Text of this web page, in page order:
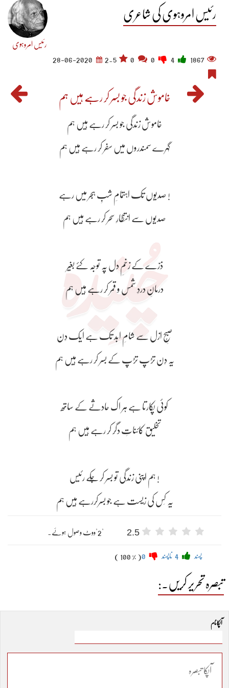
رئیس امروہوی کی شاعری
رئیس امروہوی
1867
2.5
28-06-2020
خاموش زندگی جو بسر کر رہے ہیں ہم
خاموش زندگی جو بسر کر رہے ہیں ہم
گہرے سمندروں میں سفر کر رہے ہیں ہم
صدیوں تک اہتمامِ شبِ ہجر میں رہے !
صدیوں سے انتظارِ سحر کر رہے ہیں ہم
ذرّے کے زخمِ دل پہ توجّہ کئے بغیر
درمانِ دردِ شمس و قمر کر رہے ہیں ہم
صُبحِ ازل سے شامِ ابد تک ہے ایک دِن
یہ دِن تڑپ تڑپ کے بسر کر رہے ہیں ہم
کوئی پُکارتا ہے ہر اک حادثے کے ساتھ
تخلیق کائناتِ دگر کر رہے ہیں ہم
ہم اپنی زندگی تو بَسر کر چُکے رئیس !
یہ کِس کی زیست ہے جو بَسرکررہے ہیں ہم
2.5 "2"ووٹ وصول ہوئے۔
پسند ناپسند ( 100 % )
تبصرہ تحریر کریں۔:
آپکا نام